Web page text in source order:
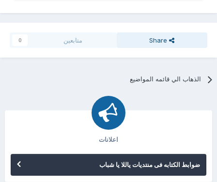
Share متابعين 0
الذهاب الي قائمه المواضيع
اعلانات
ضوابط الكتابه فى منتديات ياللا يا شباب